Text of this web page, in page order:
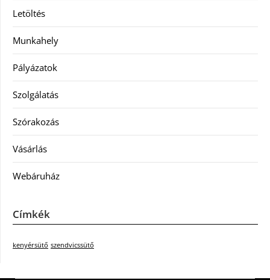
Letöltés
Munkahely
Pályázatok
Szolgálatás
Szórakozás
Vásárlás
Webáruház
Címkék
kenyérsütő szendvicssütő